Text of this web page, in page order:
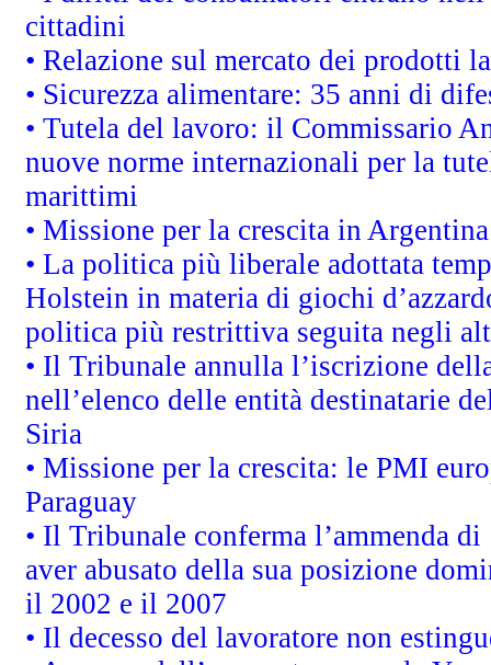
cittadini
• Relazione sul mercato dei prodotti
• Sicurezza alimentare: 35 anni di
• Tutela del lavoro: il Commissario
nuove norme internazionali per la
marittimi
• Missione per la crescita in
• La politica più liberale adottata
Holstein in materia di giochi
politica più restrittiva seguita negli
• Il Tribunale annulla l’iscrizione
nell’elenco delle entità destinatarie
Siria
• Missione per la crescita: le PMI
Paraguay
• Il Tribunale conferma l’ammenda
aver abusato della sua posizione
il 2002 e il 2007
• Il decesso del lavoratore non